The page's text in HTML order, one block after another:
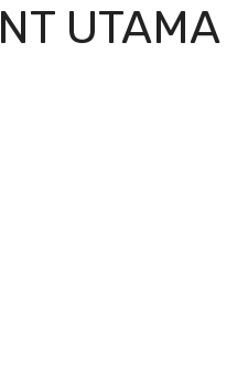
UTAMA